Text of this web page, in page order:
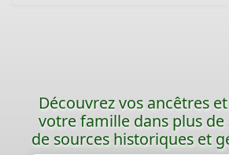
Découvrez vos ancêtres
votre famille dans plus
de sources historiques et